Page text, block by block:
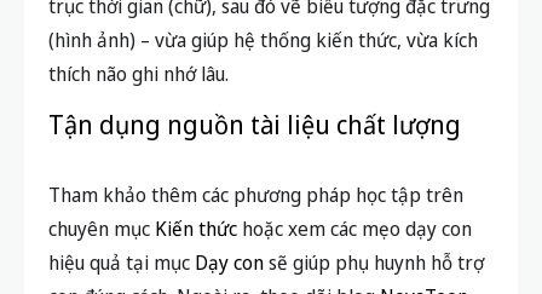
Tham khảo thêm các phương pháp học tập trên
chuyên mụcKiến thức
hiệu quả tại mụcDạy consẽ giúp phụ huynh hỗ trợ
con đúng cách. Ngoài ra, theo dõi blog
NovaTeen
để nhận thêm bí quyết học thông minh, phương
pháp quản lý tâm lý học sinh hiệu quả (tham khảo
tại
Tâm lý